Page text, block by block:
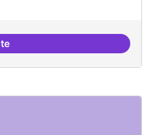
d'implicació dels residents